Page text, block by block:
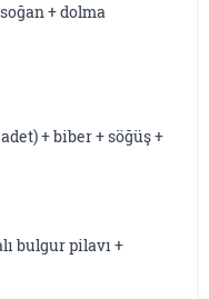
+ dolma
+ biber + söğüş +
bulgur pilavı +